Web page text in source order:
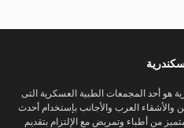
أحد المجمعات الطبية العسكرية التى
العرب والأجانب بإستخدام أحدث
من أطباء وتمريض مع الإلتزام بتقديم